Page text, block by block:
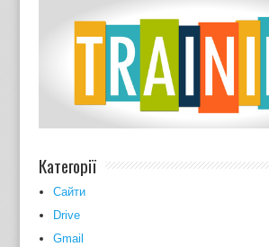
Категорії
Cайти
Drive
Gmail